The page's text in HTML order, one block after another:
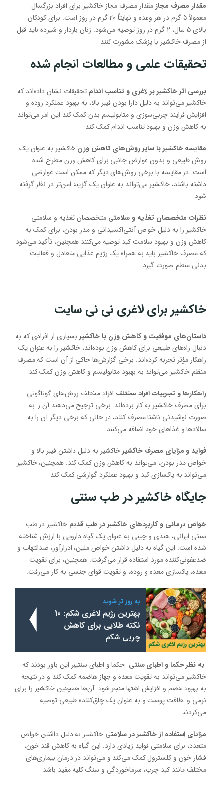
مقدار مصرف مجازمقدار مصرف مجاز خاکشیر برای افراد بزرگسال
معمولاً ۵ گرم در هر وعده و نهایتاً ۲۰ گرم در روز است. برای کودکان
بالای ۵ سال، ۲ گرم در روز توصیه می‌شود. زنان باردار و شیرده باید قبل
از مصرف خاکشیر با پزشک مشورت کنند
تحقیقات علمی و مطالعات انجام شده
بررسی اثر خاکشیر بر لاغری و تناسب اندام تحقیقات نشان داده‌اند که
خاکشیر می‌تواند به دلیل دارا بودن فیبر بالا، به بهبود عملکرد روده و
افزایش فرایند چربی‌سوزی و متابولیسم بدن کمک کند این امر می‌تواند
به کاهش وزن و بهبود تناسب اندام کمک کند
مقایسه خاکشیر با سایر روش‌های کاهش وزن خاکشیر به عنوان یک
روش طبیعی و بدون عوارض جانبی برای کاهش وزن مطرح شده
است. در مقایسه با برخی روش‌های دیگر که ممکن است عوارضی
داشته باشند، خاکشیر می‌تواند به عنوان یک گزینه امن‌تر در نظر گرفته
شود
نظرات متخصصان تغذیه و سلامتی متخصصان تغذیه و سلامتی
خاکشیر را به دلیل خواص آنتی‌اکسیدانی و مدر بودن، برای کمک به
کاهش وزن و بهبود سلامت کبد توصیه می‌کنند همچنین، تأکید می‌شود
که مصرف خاکشیر باید به همراه یک رژیم غذایی متعادل و فعالیت
بدنی منظم صورت گیرد
خاکشیر برای لاغری نی نی سایت
داستان‌های موفقیت و کاهش وزن با خاکشیر بسیاری از افرادی که به
دنبال راه‌های طبیعی برای کاهش وزن بوده‌اند، خاکشیر را به عنوان یک
راهکار مؤثر تجربه کرده‌اند. برخی گزارش‌ها حاکی از آن است که مصرف
منظم خاکشیر می‌تواند به بهبود متابولیسم و کاهش وزن کمک کند
راهکارها و تجربیات افراد مختلف افراد مختلف روش‌های گوناگونی
برای مصرف خاکشیر به کار برده‌اند. برخی ترجیح می‌دهند آن را به
صورت نوشیدنی ناشتا مصرف کنند، در حالی که برخی دیگر آن را به
سالادها و غذاهای خود اضافه می‌کنند
فواید و مزایای مصرف خاکشیرخاکشیر به دلیل داشتن فیبر بالا و
خواص مدر بودن، می‌تواند به کاهش وزن کمک کند. همچنین، خاکشیر
می‌تواند به پاکسازی کبد و بهبود عملکرد گوارشی کمک کند
جایگاه خاکشیر در طب سنتی
خواص درمانی و کاربردهای خاکشیر در طب قدیم خاکشیر در طب
سنتی ایرانی، هندی و چینی به عنوان یک گیاه دارویی با ارزش شناخته
شده است. این گیاه به دلیل داشتن خواص ملین، ادرارآور، ضدالتهاب و
ضدعفونی‌کننده مورد استفاده قرار می‌گرفت. همچنین، برای تقویت
معده، پاکسازی معده و روده، و تقویت قوای جنسی به کار می‌رفت.
به روز تر شوید
بهترین رژیم لاغری شکم: 10
نکته طلایی برای کاهش
چربی شکم
به نظر حکما و اطبای سنتی حکما و اطبای سنتیبر این باور بودند که
خاکشیر می‌تواند به تقویت معده و جهاز هاضمه کمک کند و در نتیجه
به بهبود هضم و افزایش اشتها منجر شود. آن‌ها همچنین خاکشیر را برای
نرمی و لطافت پوست و به عنوان یک چاق‌کننده طبیعی توصیه
می‌کردند
مزایای استفاده از خاکشیر در سلامتی خاکشیر به دلیل داشتن خواص
متعدد، برای سلامتی فواید زیادی دارد. این گیاه به کاهش قند خون،
فشار خون و کلسترول کمک می‌کند و می‌تواند در درمان بیماری‌های
مختلف مانند کبد چرب، سرماخوردگی و سنگ کلیه مفید باشد